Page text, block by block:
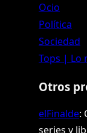
Ocio
Política
Sociedad
Tops | Lo
Otros
elFinalde:
series y